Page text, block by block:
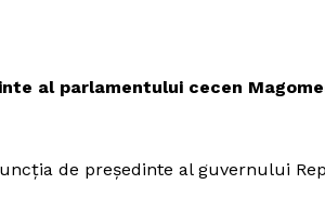
al parlamentului cecen
de președinte al guvernului